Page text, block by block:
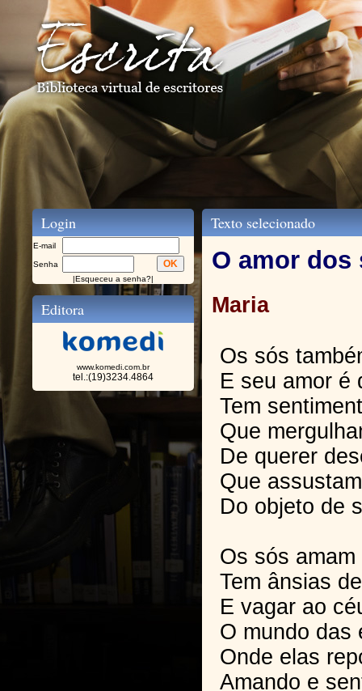
Login
E-mail
Senha
|Esqueceu a senha?|
Editora
www.komedi.com.br
tel.:(19)3234.4864
Texto selecionado
O amor dos
Maria
Os sós
E seu amor é
Tem
Que
De querer
Que
Do objeto de
Os sós amam
Tem ânsias
E vagar ao
O mundo das
Onde elas
Amando e